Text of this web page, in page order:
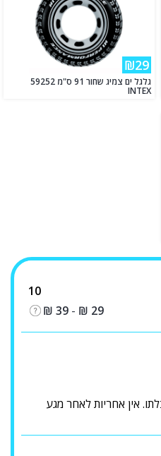
₪29
גלגל ים צמיג שחור 91 ס"מ 59252
INTEX
10
₪ 29
-
₪ 39
אין אחריות לאחר מגע